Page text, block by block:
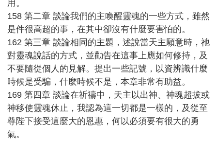
用。
158 第二章 談論我們的主喚醒靈魂的一些方式，雖然
是件很高超的事，在其中卻沒有什麼要害怕的。
162 第三章 談論相同的主題，述說當天主願意時，祂
對靈魂說話的方式，並勸告在這事上應如何修持，及
不要隨從個人的見解。提出一些記號，以資辨識什麼
時候是受騙，什麼時候不是，本章非常有助益。
169 第四章 談論在祈禱中，天主以出神、神魂超拔或
神移使靈魂休止，我認為這一切都是一樣的，及從至
尊陛下接受這麼大的恩惠，何以必須要有很大的勇
氣。